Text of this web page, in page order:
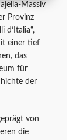
Massiv
Provinz
d’Italia“,
einer tief
das
für
der
von
die